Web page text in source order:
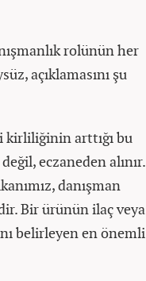
rolünün her
açıklamasını şu
kirliliğinin arttığı bu
eczaneden alınır.
danışman
Bir ürünün ilaç veya
belirleyen en önemli